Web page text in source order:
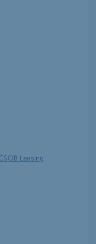
Leasing